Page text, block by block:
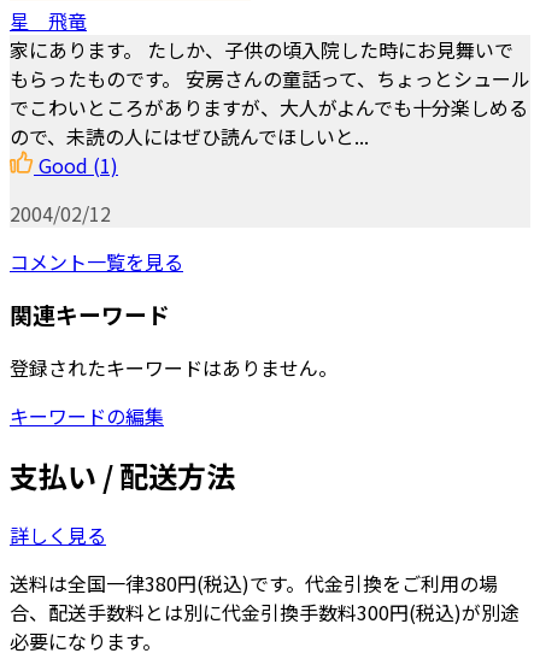
星 飛竜
家にあります。 たしか、子供の頃入院した時にお見舞いで
もらったものです。 安房さんの童話って、ちょっとシュール
でこわいところがありますが、大人がよんでも十分楽しめる
ので、未読の人にはぜひ読んでほしいと...
Good (1)
2004/02/12
コメント一覧を見る
関連キーワード
登録されたキーワードはありません。
キーワードの編集
支払い / 配送方法
詳しく見る
送料は全国一律380円(税込)です。代金引換をご利用の場
合、配送手数料とは別に代金引換手数料300円(税込)が別途
必要になります。